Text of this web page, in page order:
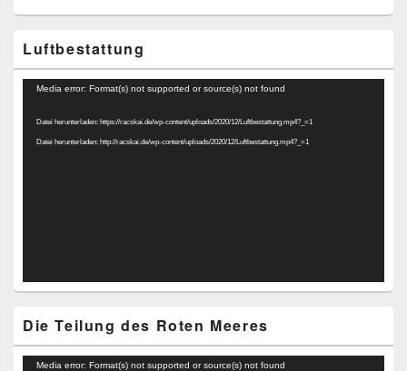
Luftbestattung
Video-
Media error: Format(s) not supported or source(s) not found
Datei herunterladen: https://racskai.de/wp-content/uploads/2020/12/Luftbestattung.mp4?_=1
Datei herunterladen: http://racskai.de/wp-content/uploads/2020/12/Luftbestattung.mp4?_=1
Die Teilung des Roten Meeres
Video-
Media error: Format(s) not supported or source(s) not found